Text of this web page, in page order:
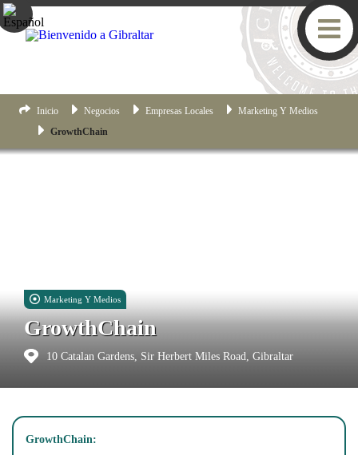
Inicio Negocios Empresas Locales
Marketing Y Medios
GrowthChain
Marketing Y Medios
GrowthChain
10 Catalan Gardens, Sir Herbert Miles Road, Gibraltar
GrowthChain: